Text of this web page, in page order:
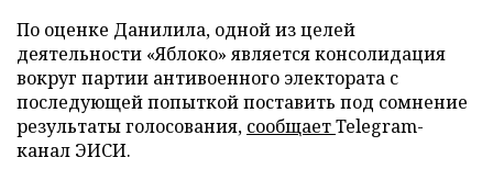
По оценке Данилила, одной из целей
деятельности «Яблоко» является консолидация
вокруг партии антивоенного электората с
последующей попыткой поставить под сомнение
результаты голосования, сообщаетTelegram-
канал ЭИСИ.